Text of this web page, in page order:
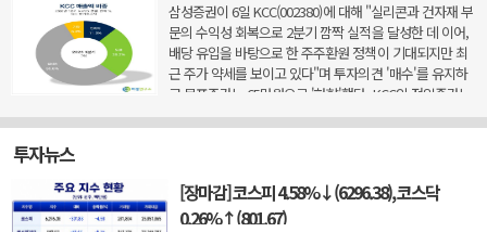
삼성증권이 6일 KCC(002380)에 대해 "실리콘과 건자재 부
문의 수익성 회복으로 2분기 깜짝 실적을 달성한 데 이어,
배당 유입을 바탕으로 한 주주환원 정책이 기대되지만 최
근 주가 약세를 보이고 있다"며 투자의견 '매수'를 유지하
고 목표주가는 65만원으로 '하향'했다. KCC의 전일종가는
43만2000원이다.조현렬 삼성증권 애널리스트는 ...
투자뉴스
[장마감] 코스피 4.58%↓(6296.38), 코스닥
0.26%↑(801.67)